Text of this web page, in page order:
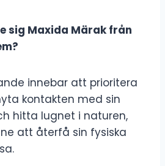
sig Maxida Märak från
innebar att prioritera
kontakten med sin
hitta lugnet i naturen,
att återfå sin fysiska